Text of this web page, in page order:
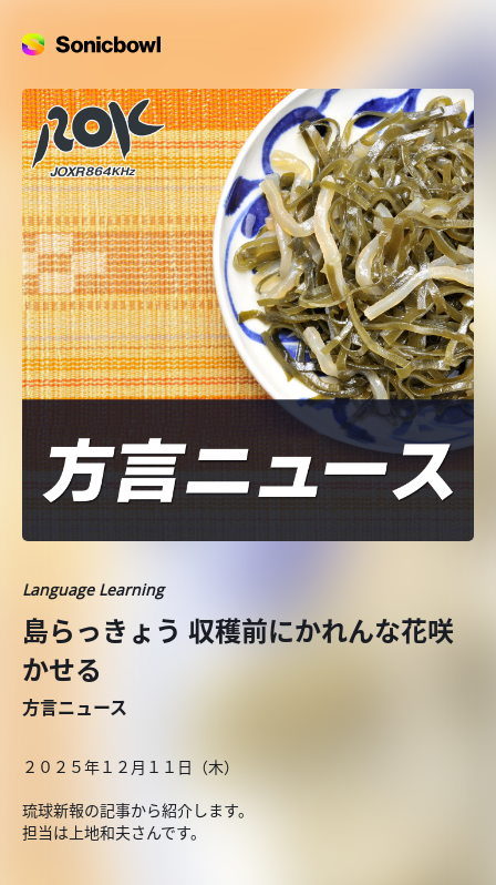
Language Learning
島らっきょう 収穫前にかれんな花咲
かせる
方言ニュース
２０２５年１２月１１日（木）
琉球新報の記事から紹介します。
担当は上地和夫さんです。